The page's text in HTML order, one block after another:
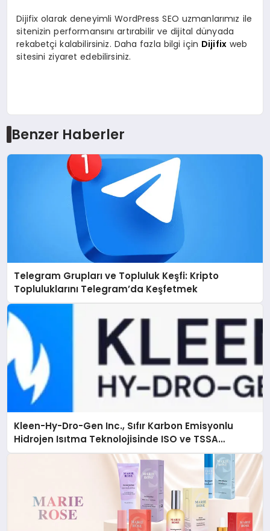
Dijifix olarak deneyimli WordPress SEO uzmanlarımız ile
sitenizin performansını artırabilir ve dijital dünyada
rekabetçi kalabilirsiniz. Daha fazla bilgi için Dijifixweb
sitesini ziyaret edebilirsiniz.
Benzer Haberler
Telegram Grupları ve Topluluk Keşfi: Kripto
Topluluklarını Telegram’da Keşfetmek
Kleen-Hy-Dro-Gen Inc., Sıfır Karbon Emisyonlu
Hidrojen Isıtma Teknolojisinde ISO ve TSSA
Düzenleyici Onaylarını Aldı